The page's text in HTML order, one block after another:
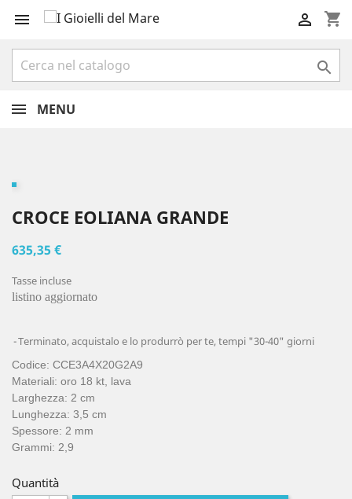
 shopping_cart


MENU
CROCE EOLIANA GRANDE
635,35 €
Tasse incluse
listino aggiornato
Terminato, acquistalo e lo produrrò per te, tempi "30-40" giorni
Codice: CCE3A4X20G2A9
Materiali: oro 18 kt, lava
Larghezza: 2 cm
Lunghezza: 3,5 cm
Spessore: 2 mm
Grammi: 2,9
Quantità